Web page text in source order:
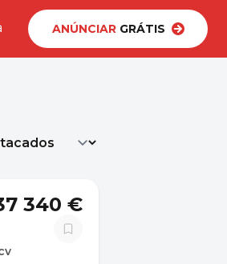
ANÚNCIARGRÁTIS
340 €